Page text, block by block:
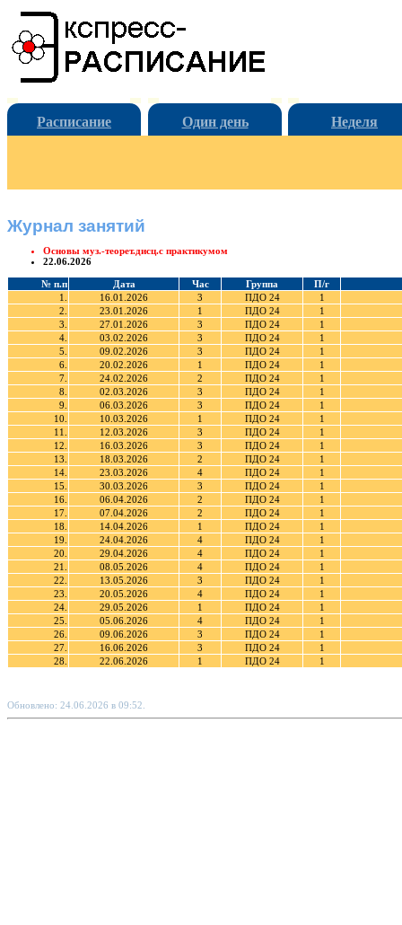
Расписание Один день Неделя
Журнал занятий
Основы муз.-теорет.дисц.с практикумом
22.06.2026
№ п.п Дата Час Группа
П/г
1.
16.01.2026 3 ПДО 24
1
2.
23.01.2026 1 ПДО 24
1
3.
27.01.2026 3 ПДО 24
1
4.
03.02.2026 3 ПДО 24
1
5.
09.02.2026 3 ПДО 24
1
6.
20.02.2026 1 ПДО 24
1
7.
24.02.2026 2 ПДО 24
1
8.
02.03.2026 3 ПДО 24
1
9.
06.03.2026 3 ПДО 24
1
10.
10.03.2026 1 ПДО 24
1
11.
12.03.2026 3 ПДО 24
1
12.
16.03.2026 3 ПДО 24
1
13.
18.03.2026 2 ПДО 24
1
14.
23.03.2026 4 ПДО 24
1
15.
30.03.2026 3 ПДО 24
1
16.
06.04.2026 2 ПДО 24
1
17.
07.04.2026 2 ПДО 24
1
18.
14.04.2026 1 ПДО 24
1
19.
24.04.2026 4 ПДО 24
1
20.
29.04.2026 4 ПДО 24
1
21.
08.05.2026 4 ПДО 24
1
22.
13.05.2026 3 ПДО 24
1
23.
20.05.2026 4 ПДО 24
1
24.
29.05.2026 1 ПДО 24
1
25.
05.06.2026 4 ПДО 24
1
26.
09.06.2026 3 ПДО 24
1
27.
16.06.2026 3 ПДО 24
1
28.
22.06.2026 1 ПДО 24 1
Обновлено: 24.06.2026 в 09:52.